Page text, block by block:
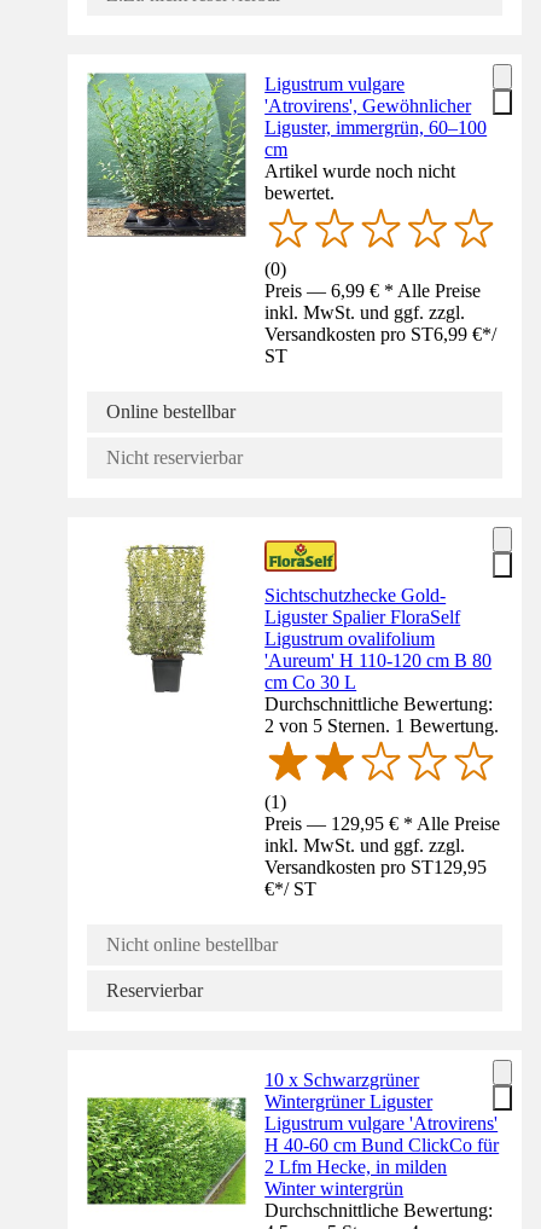
Ligustrum vulgare
'Atrovirens', Gewöhnlicher
Liguster, immergrün, 60–100
cm
Artikel wurde noch nicht
bewertet.
(0)
Preis — 6,99 € * Alle Preise
inkl. MwSt. und ggf. zzgl.
Versandkosten pro ST6,99 €*/
ST
Online bestellbar
Nicht reservierbar
Sichtschutzhecke Gold-
Liguster Spalier FloraSelf
Ligustrum ovalifolium
'Aureum' H 110-120 cm B 80
cm Co 30 L
Durchschnittliche Bewertung:
2 von 5 Sternen. 1 Bewertung.
(1)
Preis — 129,95 € * Alle Preise
inkl. MwSt. und ggf. zzgl.
Versandkosten pro ST129,95
€*/ ST
Nicht online bestellbar
Reservierbar
10 x Schwarzgrüner
Wintergrüner Liguster
Ligustrum vulgare 'Atrovirens'
H 40-60 cm Bund ClickCo für
2 Lfm Hecke, in milden
Winter wintergrün
Durchschnittliche Bewertung: